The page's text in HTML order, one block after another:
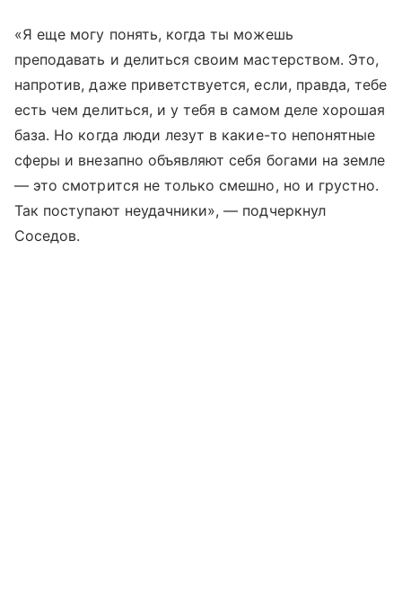
«Я еще могу понять, когда ты можешь
преподавать и делиться своим мастерством. Это,
напротив, даже приветствуется, если, правда, тебе
есть чем делиться, и у тебя в самом деле хорошая
база. Но когда люди лезут в какие-то непонятные
сферы и внезапно объявляют себя богами на земле
— это смотрится не только смешно, но и грустно.
Так поступают неудачники», — подчеркнул
Соседов.